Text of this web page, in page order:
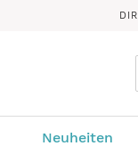
Neuheiten